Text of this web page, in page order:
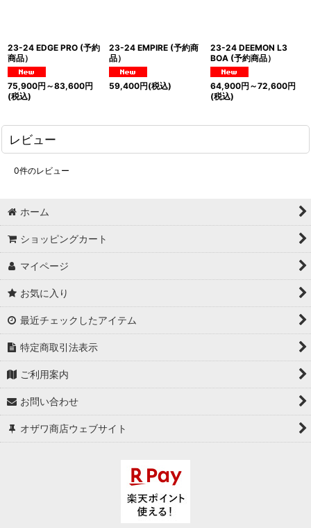
23-24 EDGE PRO (予約
商品）
75,900円 ～83,600円
(税込)
23-24 EMPIRE (予約商
品）
59,400円(税込)
23-24 DEEMON L3
BOA (予約商品）
64,900円 ～72,600円
(税込)
レビュー
0件のレビュー
ホーム
ショッピングカート
マイページ
お気に入り
最近チェックしたアイテム
特定商取引法表示
ご利用案内
お問い合わせ
オザワ商店ウェブサイト